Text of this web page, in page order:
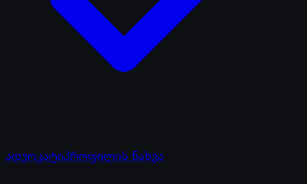
ადვოკატიპროფილის ნახვა